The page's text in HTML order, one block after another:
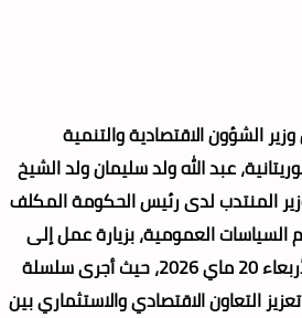
الشؤون الاقتصادية والتنمية
عبد الله ولد سليمان ولد الشيخ
المنتدب لدى رئيس الحكومة المكلف
السياسات العمومية، بزيارة عمل إلى
العاصمة نواكشوط يوم الأربعاء 20 ماي 2026، حيث أجرى سلسلة
التعاون الاقتصادي والاستثماري بين